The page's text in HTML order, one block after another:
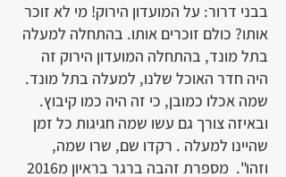
בבני דרור: על המועדון הירוק! מי לא זוכר
אותו? כולם זוכרים אותו. בהתחלה למעלה
בתל מונד, בהתחלה המועדון הירוק זה
היה חדר האוכל שלנו, למעלה בתל מונד.
שמה אכלו כמובן, כי זה היה כמו קיבוץ.
ובאיזה צורך גם עשו שמה חגיגות כל זמן
שהיינו למעלה . רקדו שם, שרו שמה,
וזהו". מספרת זהבה ברגר בראיון מ2016